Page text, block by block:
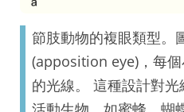
節肢動物的複眼類型。
(apposition eye)，每
的光線。 這種設計對